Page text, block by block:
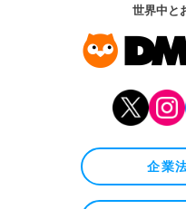
世界中と
企業